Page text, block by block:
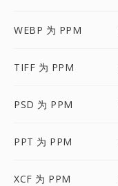
WEBP 为 PPM
TIFF 为 PPM
PSD 为 PPM
PPT 为 PPM
XCF 为 PPM